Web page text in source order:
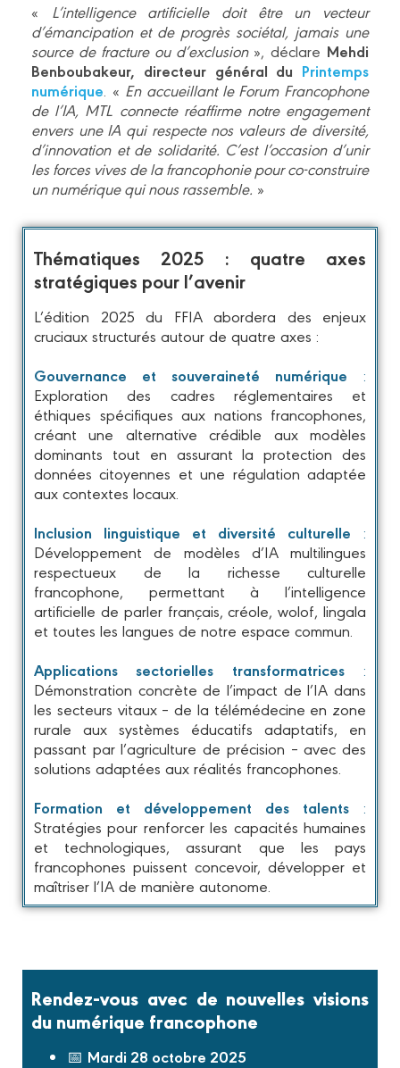
« L’intelligence artificielle doit être un vecteur
d’émancipation et de progrès sociétal, jamais une
source de fracture ou d’exclusion », déclare Mehdi
Benboubakeur, directeur général du Printemps
numérique . « En accueillant le Forum Francophone
de l’IA, MTL connecte réaffirme notre engagement
envers une IA qui respecte nos valeurs de diversité,
d’innovation et de solidarité. C’est l’occasion d’unir
les forces vives de la francophonie pour co-construire
un numérique qui nous rassemble. »
Thématiques 2025 : quatre axes
stratégiques pour l’avenir
L’édition 2025 du FFIA abordera des enjeux
cruciaux structurés autour de quatre axes :
Gouvernance et souveraineté numérique :
Exploration des cadres réglementaires et
éthiques spécifiques aux nations francophones,
créant une alternative crédible aux modèles
dominants tout en assurant la protection des
données citoyennes et une régulation adaptée
aux contextes locaux.
Inclusion linguistique et diversité culturelle :
Développement de modèles d’IA multilingues
respectueux de la richesse culturelle
francophone, permettant à l’intelligence
artificielle de parler français, créole, wolof, lingala
et toutes les langues de notre espace commun.
Applications sectorielles transformatrices:
Démonstration concrète de l’impact de l’IA dans
les secteurs vitaux – de la télémédecine en zone
rurale aux systèmes éducatifs adaptatifs, en
passant par l’agriculture de précision – avec des
solutions adaptées aux réalités francophones.
Formation et développement des talents :
Stratégies pour renforcer les capacités humaines
et technologiques, assurant que les pays
francophones puissent concevoir, développer et
maîtriser l’IA de manière autonome.
Rendez-vous avec de nouvelles visions
du numérique francophone
📅 Mardi 28 octobre 2025